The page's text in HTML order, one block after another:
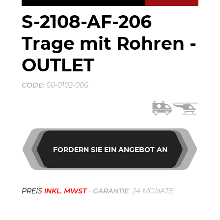
S-2108-AF-206
Trage mit Rohren -
OUTLET
CODE: 60-0102-006
FORDERN SIE EIN ANGEBOT AN
PREIS INKL. MWST - GARANTIE: 24 MONATE